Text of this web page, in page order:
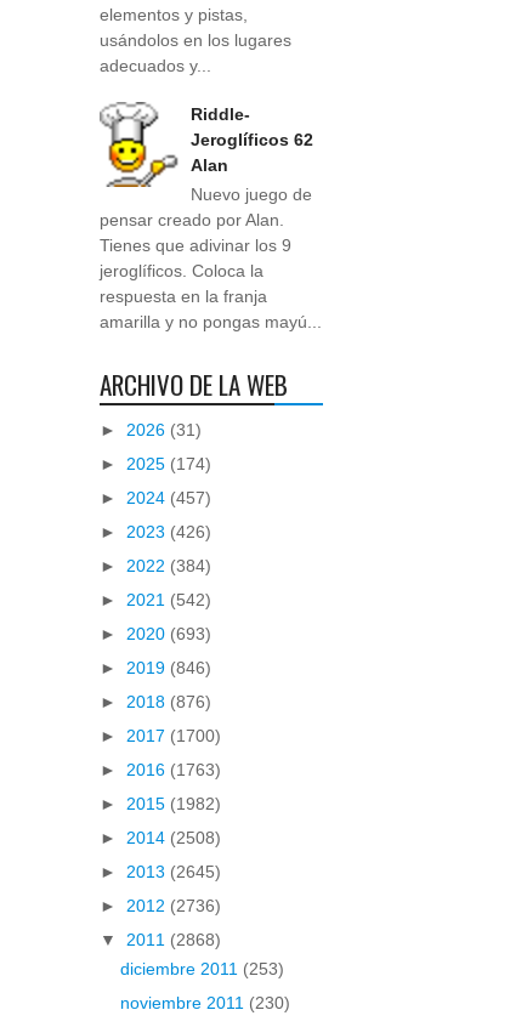
elementos y pistas,
usándolos en los lugares
adecuados y...
Riddle-
Jeroglíficos 62
Alan
Nuevo juego de
pensar creado por Alan.
Tienes que adivinar los 9
jeroglíficos. Coloca la
respuesta en la franja
amarilla y no pongas mayú...
ARCHIVO DE LA WEB
► 2026 (31)
► 2025 (174)
► 2024 (457)
► 2023 (426)
► 2022 (384)
► 2021 (542)
► 2020 (693)
► 2019 (846)
► 2018 (876)
► 2017 (1700)
► 2016 (1763)
► 2015 (1982)
► 2014 (2508)
► 2013 (2645)
► 2012 (2736)
▼ 2011 (2868)
diciembre 2011 (253)
noviembre 2011 (230)